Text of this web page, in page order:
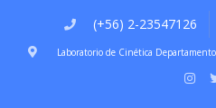
(+56) 2-23547126
Laboratorio de Cinética